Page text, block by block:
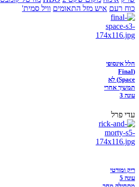
כוח רעם איש מזל התאומים וויל סמית'
חלל אינסופי
(Final
Space) לא
תמשיך אחרי
עונה 3
עדי פרל
ריק ומורטי
עונה 5